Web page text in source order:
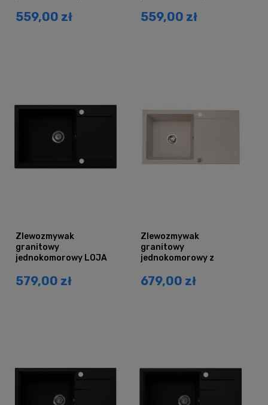
ociekaczem
559,00 zł
ociekaczem
559,00 zł
Zlewozmywak
granitowy
jednokomorowy LOJA
z ociekaczem
579,00 zł
Zlewozmywak
granitowy
jednokomorowy z
beżowy
679,00 zł